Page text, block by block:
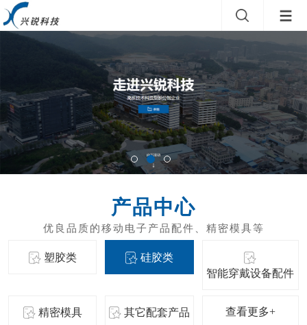
产品中心
塑胶类
硅胶类
智能穿戴设备配件
精密模具 其它配套产品 查看更多+